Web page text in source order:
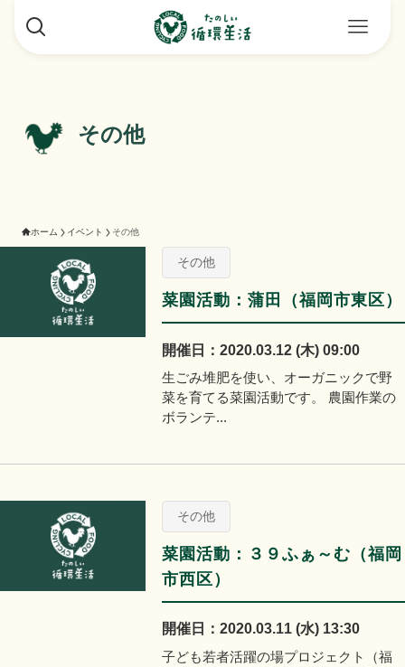
その他
ホーム イベント その他
その他
菜園活動：蒲田（福岡市東区）
開催日：2020.03.12 (木) 09:00
生ごみ堆肥を使い、オーガニックで野
菜を育てる菜園活動です。 農園作業の
ボランテ...
その他
菜園活動：３９ふぁ～む（福岡
市西区）
開催日：2020.03.11 (水) 13:30
子ども若者活躍の場プロジェクト（福